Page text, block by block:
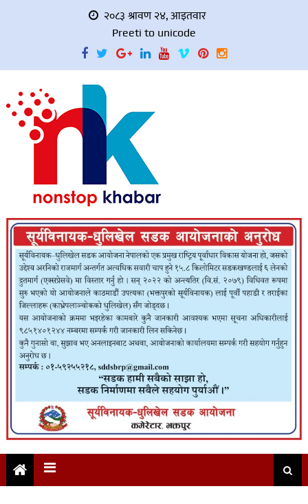
२०८३ श्रावण २४, आइतवार
Preeti to unicode